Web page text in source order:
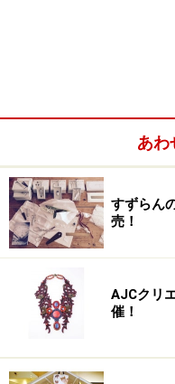
◇開催期間◇
2013年7月3日（水）～
ただし7月28日、8月4日
夏期休館＝8月11日～18
【関連情報】
あわ
すずらん
売！
AJCクリ
催！